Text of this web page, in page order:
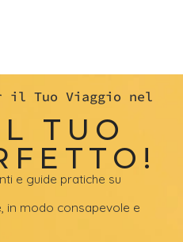
il Tuo Viaggio nel
TUO
e guide pratiche su
in modo consapevole e